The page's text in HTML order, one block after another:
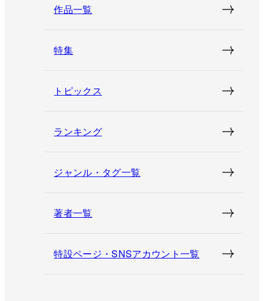
作品一覧
特集
トピックス
ランキング
ジャンル・タグ一覧
著者一覧
特設ページ・SNSアカウント一覧